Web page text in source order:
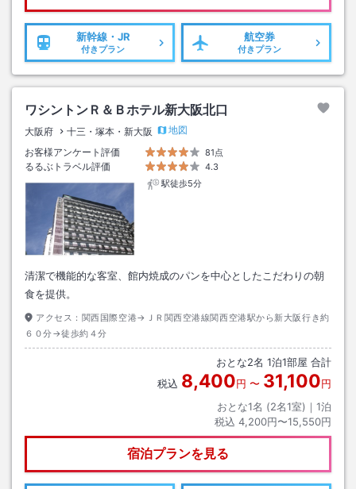
新幹線・JR
付きプラン
航空券
付きプラン
ワシントンＲ＆Ｂホテル新大阪北口
大阪府 十三・塚本・新大阪
地図
お客様アンケート評価
81点
るるぶトラベル評価
4.3
駅徒歩5分
清潔で機能的な客室、館内焼成のパンを中心としたこだわりの朝
食を提供。
アクセス： 関西国際空港→ＪＲ関西空港線関西空港駅から新大阪行き約
６０分→徒歩約４分
おとな2名 1泊1部屋 合計
税込 8,400円 〜 31,100円
おとな1名 (2名1室)｜ 1泊
税込 4,200円〜15,550円
宿泊プランを見る